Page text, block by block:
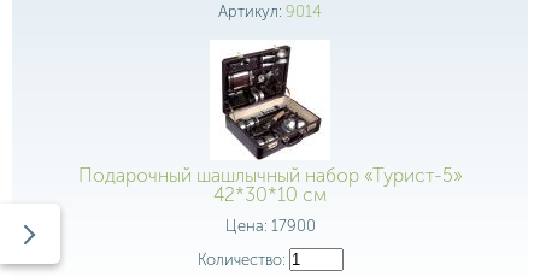
Артикул: 9014
Подарочный шашлычный набор «Турист-5»
42*30*10 см
Цена: 17900
Количество: